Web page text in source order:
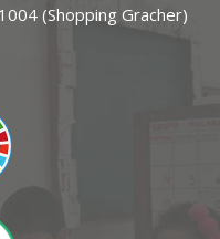
(Shopping Gracher)